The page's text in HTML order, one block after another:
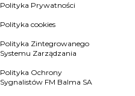
Polityka Prywatności
Polityka cookies
Polityka Zintegrowanego
Systemu Zarządzania
Polityka Ochrony
Sygnalistów FM Balma SA